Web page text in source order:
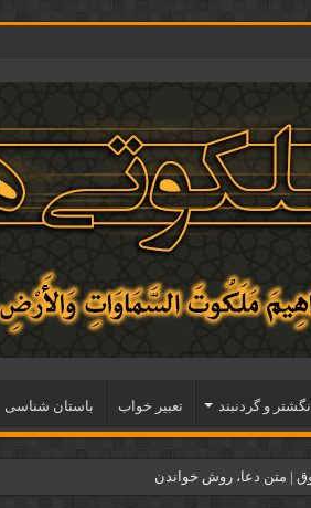
انگشتر و گردنبند تعبیر خواب باستان شناسی
| متن دعا، روش خواندن